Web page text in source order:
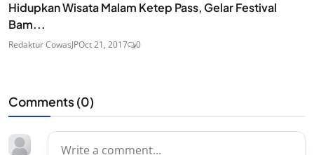
Hidupkan Wisata Malam Ketep Pass, Gelar Festival
Bam...
Redaktur CowasJPOct 21, 2017 0
Comments (0)